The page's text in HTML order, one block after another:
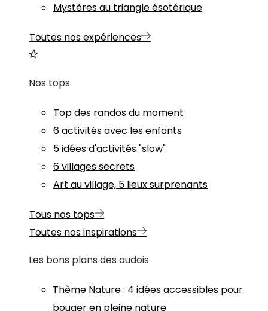
Mystères au triangle ésotérique
Toutes nos expériences
Nos tops
Top des randos du moment
6 activités avec les enfants
5 idées d'activités "slow"
6 villages secrets
Art au village, 5 lieux surprenants
Tous nos tops
Toutes nos inspirations
Les bons plans des audois
Thème Nature: 4 idées accessibles pour
bouger en pleine nature